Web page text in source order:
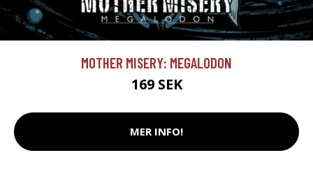
MOTHER MISERY: MEGALODON
169 SEK
MER INFO!